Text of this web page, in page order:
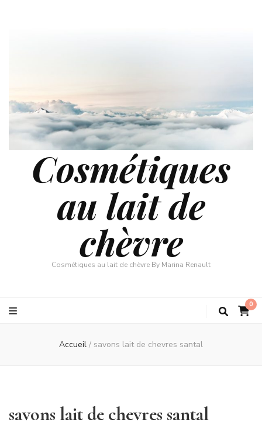
Cosmétiques
au lait de
chèvre
Cosmétiques au lait de chèvre By Marina Renault
0
Accueil / savons lait de chevres santal
savons lait de chevres santal